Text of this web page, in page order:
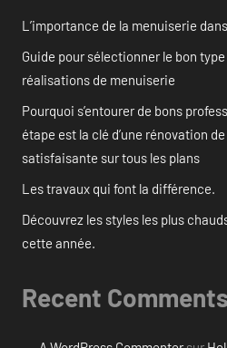
L’importance de la menuiserie
Guide pour sélectionner le bon
réalisations de menuiserie
Pourquoi s’entourer de bons
étape est la clé d’une rénovation
satisfaisante sur tous les plans
Les travaux qui font la différence.
Découvrez les styles les plus
cette année.
Recent